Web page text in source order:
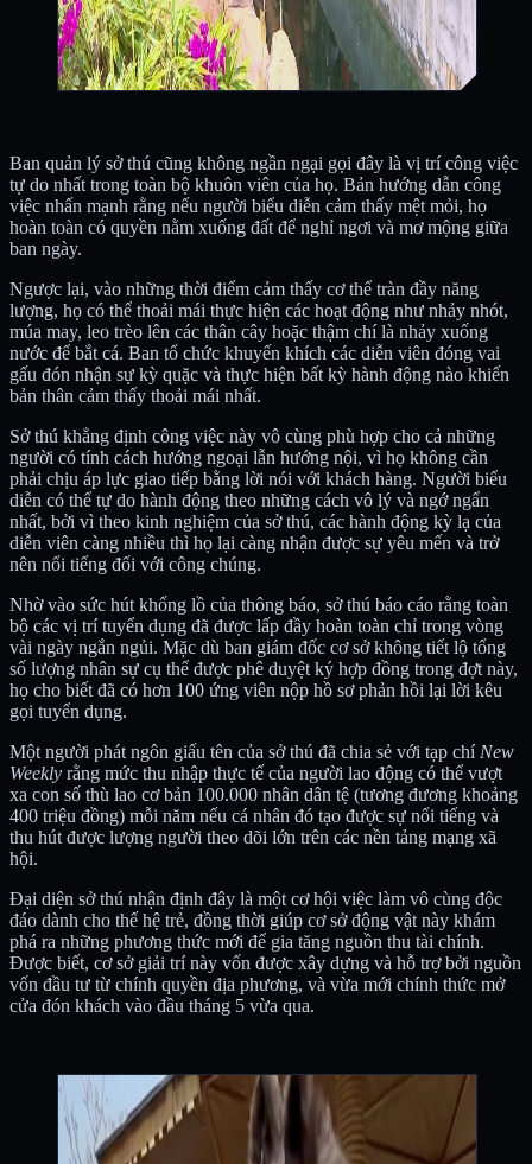
Ban quản lý sở thú cũng không ngần ngại gọi đây là vị trí công việc
tự do nhất trong toàn bộ khuôn viên của họ. Bản hướng dẫn công
việc nhấn mạnh rằng nếu người biểu diễn cảm thấy mệt mỏi, họ
hoàn toàn có quyền nằm xuống đất để nghỉ ngơi và mơ mộng giữa
ban ngày.
Ngược lại, vào những thời điểm cảm thấy cơ thể tràn đầy năng
lượng, họ có thể thoải mái thực hiện các hoạt động như nhảy nhót,
múa may, leo trèo lên các thân cây hoặc thậm chí là nhảy xuống
nước để bắt cá. Ban tổ chức khuyến khích các diễn viên đóng vai
gấu đón nhận sự kỳ quặc và thực hiện bất kỳ hành động nào khiến
bản thân cảm thấy thoải mái nhất.
Sở thú khẳng định công việc này vô cùng phù hợp cho cả những
người có tính cách hướng ngoại lẫn hướng nội, vì họ không cần
phải chịu áp lực giao tiếp bằng lời nói với khách hàng. Người biểu
diễn có thể tự do hành động theo những cách vô lý và ngớ ngẩn
nhất, bởi vì theo kinh nghiệm của sở thú, các hành động kỳ lạ của
diễn viên càng nhiều thì họ lại càng nhận được sự yêu mến và trở
nên nổi tiếng đối với công chúng.
Nhờ vào sức hút khổng lồ của thông báo, sở thú báo cáo rằng toàn
bộ các vị trí tuyển dụng đã được lấp đầy hoàn toàn chỉ trong vòng
vài ngày ngắn ngủi. Mặc dù ban giám đốc cơ sở không tiết lộ tổng
số lượng nhân sự cụ thể được phê duyệt ký hợp đồng trong đợt này,
họ cho biết đã có hơn 100 ứng viên nộp hồ sơ phản hồi lại lời kêu
gọi tuyển dụng.
Một người phát ngôn giấu tên của sở thú đã chia sẻ với tạp chí New
Weekly rằng mức thu nhập thực tế của người lao động có thể vượt
xa con số thù lao cơ bản 100.000 nhân dân tệ (tương đương khoảng
400 triệu đồng) mỗi năm nếu cá nhân đó tạo được sự nổi tiếng và
thu hút được lượng người theo dõi lớn trên các nền tảng mạng xã
hội.
Đại diện sở thú nhận định đây là một cơ hội việc làm vô cùng độc
đáo dành cho thế hệ trẻ, đồng thời giúp cơ sở động vật này khám
phá ra những phương thức mới để gia tăng nguồn thu tài chính.
Được biết, cơ sở giải trí này vốn được xây dựng và hỗ trợ bởi nguồn
vốn đầu tư từ chính quyền địa phương, và vừa mới chính thức mở
cửa đón khách vào đầu tháng 5 vừa qua.